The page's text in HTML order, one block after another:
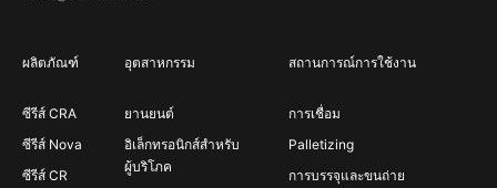
ผลิตภัณฑ์
ซีรีส์ CRA
ซีรีส์ Nova
ซีรีส์ CR
อุตสาหกรรม
ยานยนต์
อิเล็กทรอนิกส์สำหรับ
ผู้บริโภค
สถานการณ์การใช้งาน
การเชื่อม
Palletizing
การบรรจุและขนถ่าย